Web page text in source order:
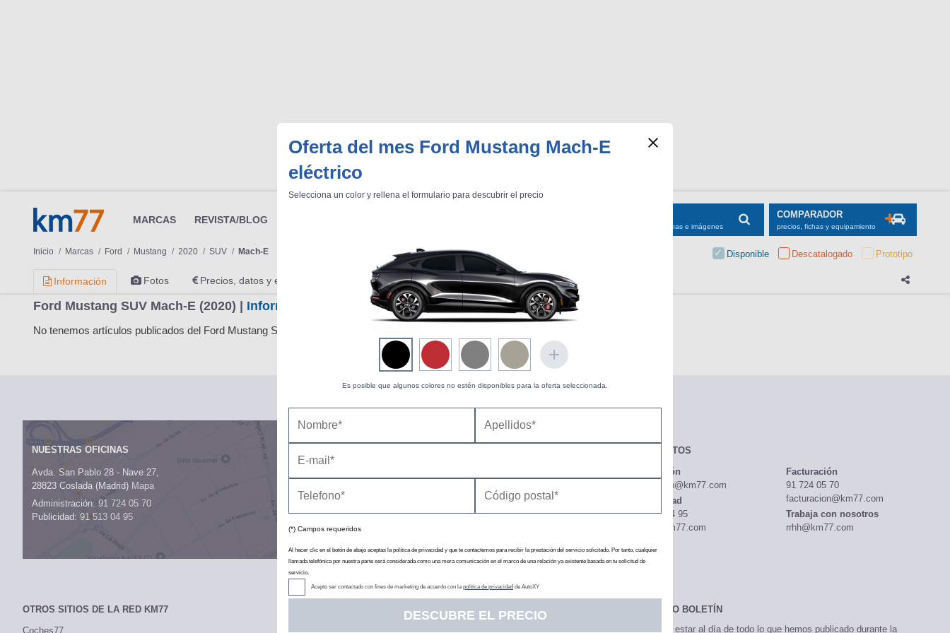
MARCAS REVISTA/BLOG
informaciones, fichas e imágenes
COMPARADOR
precios, fichas y equipamiento
Inicio Marcas Ford Mustang 2020 SUV Mach-E Disponible Descatalogado Prototipo
Información Fotos Precios, datos y equipamientos Mediciones propias Todo
Ford Mustang SUV Mach-E (2020) | Informaciones
No tenemos artículos publicados del Ford Mustang SUV Mach-E (2020) (según la disponibilidad seleccionada)
NUESTRAS OFICINAS
Avda. San Pablo 28 - Nave 27,
28823 Coslada (Madrid) Mapa
Administración:91 724 05 70
Publicidad: 91 513 04 95
CONTACTOS
Redacción
redaccion@km77.com
Publicidad
91 513 04 95
publi@km77.com
Facturación
91 724 05 70
facturacion@km77.com
Trabaja con nosotros
rrhh@km77.com
OTROS SITIOS DE LA RED KM77
Coches77
ASPECTOS LEGALES
Política de cookies
NUESTRO BOLETÍN
¿Quieres estar al día de todo lo que hemos publicado durante la
Oferta del mes Ford Mustang Mach-E
eléctrico
Selecciona un color y rellena el formulario para descubrir el precio
Es posible que algunos colores no estén disponibles para la oferta seleccionada.
(*) Campos requeridos
Al hacer clic en el botón de abajo aceptas la política de privacidad y que te contactemos para recibir la prestación del servicio solicitado. Por tanto, cualquier
llamada telefónica por nuestra parte será considerada como una mera comunicación en el marco de una relación ya existente basada en tu solicitud de
servicio.
Acepto ser contactado con fines de marketing de acuerdo con lapolítica de privacidad de AutoXY
DESCUBRE EL PRECIO